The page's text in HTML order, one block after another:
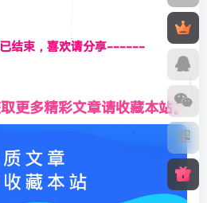
结束，喜欢请分享------
更多精彩文章请收藏本站。